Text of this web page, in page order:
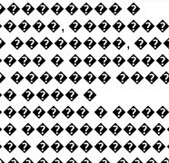
�
��������,
�
�������
���� �
�